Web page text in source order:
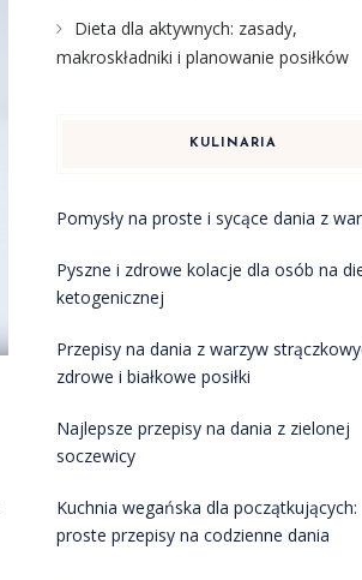
Dieta dla aktywnych: zasady,
makroskładniki i planowanie posiłków
KULINARIA
Pomysły na proste i sycące dania z
Pyszne i zdrowe kolacje dla osób na
ketogenicznej
Przepisy na dania z warzyw
zdrowe i białkowe posiłki
Najlepsze przepisy na dania z zielonej
soczewicy
Kuchnia wegańska dla początkujących:
proste przepisy na codzienne dania